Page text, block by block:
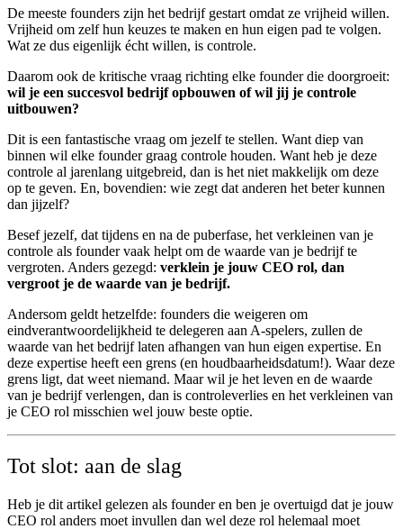
De meeste founders zijn het bedrijf gestart omdat ze vrijheid willen.
Vrijheid om zelf hun keuzes te maken en hun eigen pad te volgen.
Wat ze dus eigenlijk écht willen, is controle.
Daarom ook de kritische vraag richting elke founder die doorgroeit:
wil je een succesvol bedrijf opbouwen of wil jij je controle
uitbouwen?
Dit is een fantastische vraag om jezelf te stellen. Want diep van
binnen wil elke founder graag controle houden. Want heb je deze
controle al jarenlang uitgebreid, dan is het niet makkelijk om deze
op te geven. En, bovendien: wie zegt dat anderen het beter kunnen
dan jijzelf?
Besef jezelf, dat tijdens en na de puberfase, het verkleinen van je
controle als founder vaak helpt om de waarde van je bedrijf te
vergroten. Anders gezegd: verklein je jouw CEO rol, dan
vergroot je de waarde van je bedrijf.
Andersom geldt hetzelfde: founders die weigeren om
eindverantwoordelijkheid te delegeren aan A-spelers, zullen de
waarde van het bedrijf laten afhangen van hun eigen expertise. En
deze expertise heeft een grens (en houdbaarheidsdatum!). Waar deze
grens ligt, dat weet niemand. Maar wil je het leven en de waarde
van je bedrijf verlengen, dan is controleverlies en het verkleinen van
je CEO rol misschien wel jouw beste optie.
Tot slot: aan de slag
Heb je dit artikel gelezen als founder en ben je overtuigd dat je jouw
CEO rol anders moet invullen dan wel deze rol helemaal moet